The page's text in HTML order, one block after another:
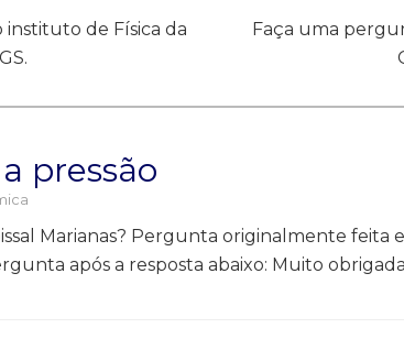
instituto de Física da
Faça uma
pressão
Marianas? Pergunta originalmente feita
após a resposta abaixo: Muito